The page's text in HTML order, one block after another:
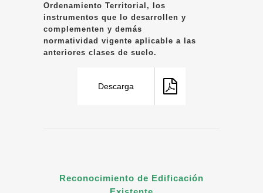
Ordenamiento Territorial, los
instrumentos que lo desarrollen y
complementen y demás
normatividad vigente aplicable a las
anteriores clases de suelo.
Descarga
Reconocimiento de Edificación